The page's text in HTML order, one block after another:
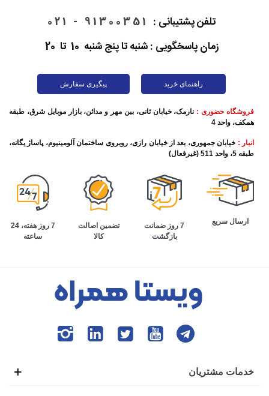
تلفن پشتیبانی : 91300351 - 021
زمان پاسخگویی : شنبه تا پنج شنبه 10 تا 20
راهنمای خرید پیگیری سفارش
فروشگاه حضوری : نارمک، خیابان ثانی، بین مهر و مدائن، بازار موبایل شرق، طبقه
همکف، واحد 4
انبار : خیابان جمهوری، بعد از خیابان رازی، روبروی ساختمان آلومینیوم، پاساژ یگانه،
طبقه 5، واحد 511 (غیرفعال)
ارسال سریع
7 روز ضمانت
بازگشت
تضمین اصالت
کالا
7 روز هفته، 24
ساعته
خدمات مشتریان